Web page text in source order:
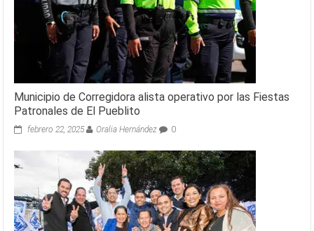
Municipio de Corregidora alista operativo por las Fiestas
Patronales de El Pueblito
febrero 22, 2025 Oralia Hernández 0